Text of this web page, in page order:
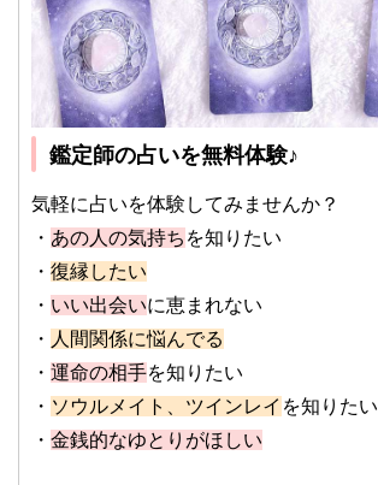
鑑定師の占いを無料体験♪
気軽に占いを体験してみませんか？
・ あの人の気持ち を知りたい
・ 復縁したい
・ いい出会いに恵まれない
・ 人間関係に悩んでる
・ 運命の相手を知りたい
・ ソウルメイト、ツインレイ を知りたい
・ 金銭的なゆとりがほしい